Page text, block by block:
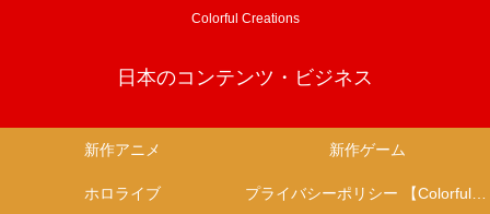
Colorful Creations
日本のコンテンツ・ビジネス
新作アニメ 新作ゲーム
ホロライブ プライバシーポリシー 【Colorful Creation】